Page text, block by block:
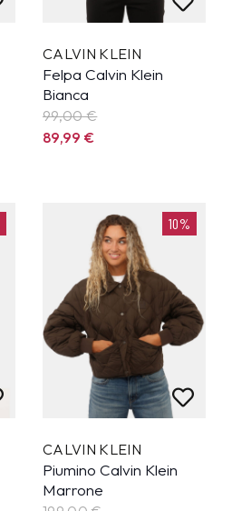
CALVIN KLEIN
Felpa Calvin Klein
Bianca
99,00 €
89,99€
10%
CALVIN KLEIN
Piumino Calvin Klein
Marrone